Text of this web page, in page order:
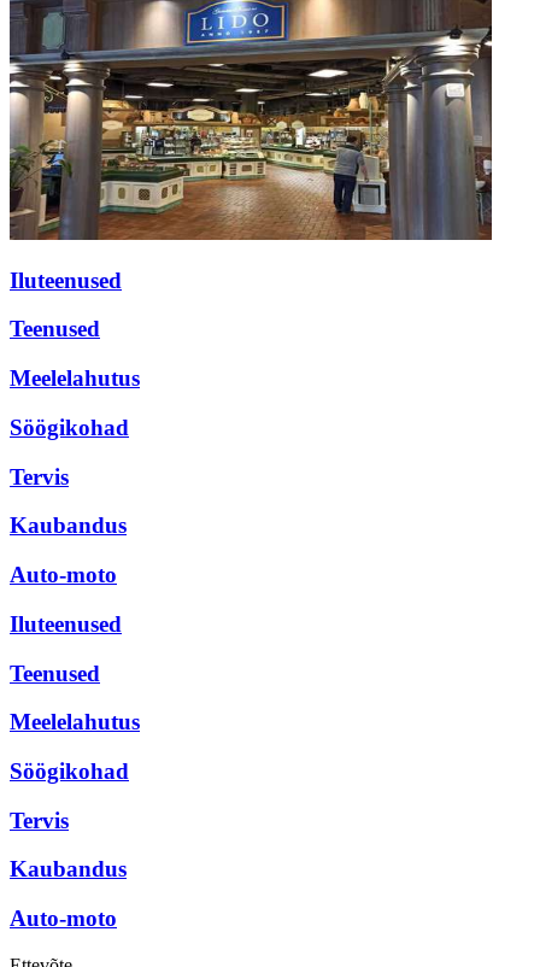
Iluteenused
Teenused
Meelelahutus
Söögikohad
Tervis
Kaubandus
Auto-moto
Iluteenused
Teenused
Meelelahutus
Söögikohad
Tervis
Kaubandus
Auto-moto